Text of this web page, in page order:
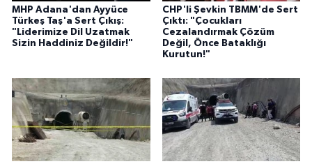
MHP Adana'dan Ayyüce
Türkeş Taş'a Sert Çıkış:
"Liderimize Dil Uzatmak
Sizin Haddiniz Değildir!"
CHP'li Şevkin TBMM'de Sert
Çıktı: "Çocukları
Cezalandırmak Çözüm
Değil, Önce Bataklığı
Kurutun!"